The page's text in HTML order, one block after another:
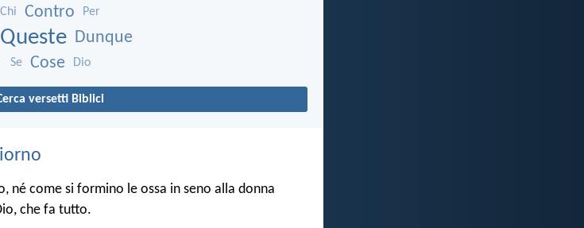
Chi Contro Per
Queste Dunque
Se Cose Dio
versetti Biblici
né come si formino le ossa in seno alla donna
che fa tutto.